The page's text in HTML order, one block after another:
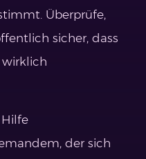
Überprüfe,
sicher, dass
Hilfe
der sich